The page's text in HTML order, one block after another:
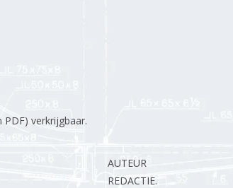
verkrijgbaar.
AUTEUR
REDACTIE.